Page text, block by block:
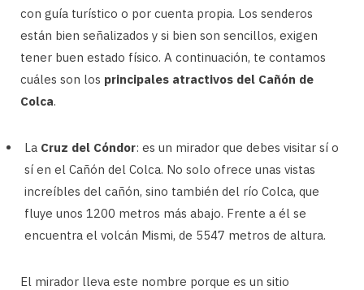
con guía turístico o por cuenta propia. Los senderos
están bien señalizados y si bien son sencillos, exigen
tener buen estado físico. A continuación, te contamos
cuáles son los principales atractivos del Cañón de
Colca.
La Cruz del Cóndor: es un mirador que debes visitar sí o
sí en el Cañón del Colca. No solo ofrece unas vistas
increíbles del cañón, sino también del río Colca, que
fluye unos 1200 metros más abajo. Frente a él se
encuentra el volcán Mismi, de 5547 metros de altura.
El mirador lleva este nombre porque es un sitio